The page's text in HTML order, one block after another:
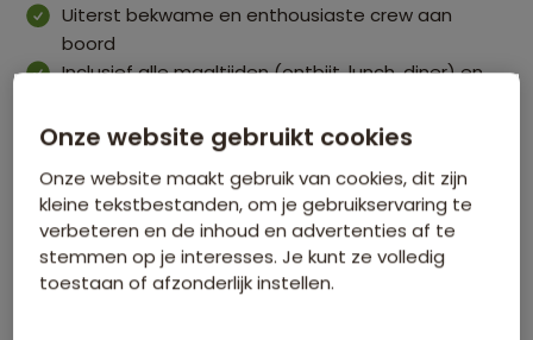
Uiterst bekwame en enthousiaste crew aan
boord
Inclusief alle maaltijden (ontbijt, lunch, diner) en
Comfort en zwaarte van de reis
Zwaarte van de reis
Comfort van de overnachtingen
Onze website gebruikt cookies
Onze website maakt gebruik van cookies, dit zijn
kleine tekstbestanden, om je gebruikservaring te
verbeteren en de inhoud en advertenties af te
stemmen op je interesses. Je kunt ze volledig
toestaan of afzonderlijk instellen.